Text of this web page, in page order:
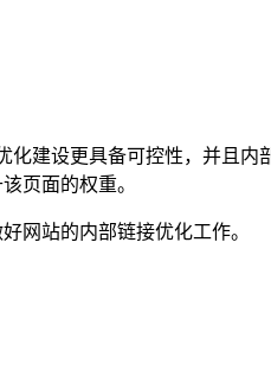
建设更具备可控性，并且
页面的权重。
网站的内部链接优化工作。